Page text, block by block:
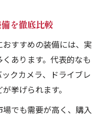
を徹底比較
すすめの装備には、実
あります。代表的なも
クカメラ、ドライブレ
挙げられます。
でも需要が高く、購入